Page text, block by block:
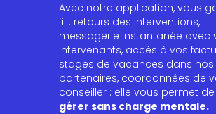
Avec notre application, vous
fil : retours des interventions,
messagerie instantanée avec
intervenants, accès à vos
stages de vacances dans nos
partenaires, coordonnées de
conseiller : elle vous permet de
gérer sans charge mentale.